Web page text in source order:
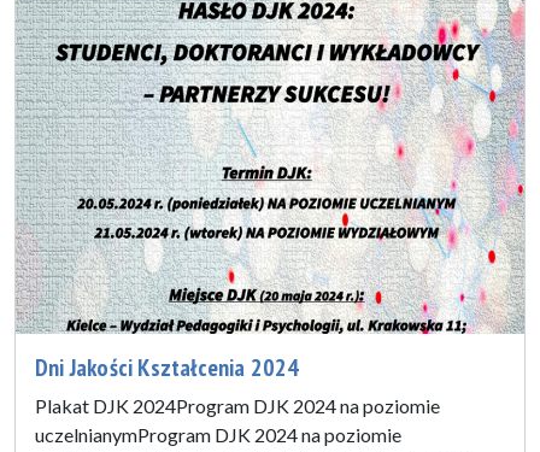
Dni Jakości Kształcenia 2024
Plakat DJK 2024Program DJK 2024 na poziomie
uczelnianymProgram DJK 2024 na poziomie